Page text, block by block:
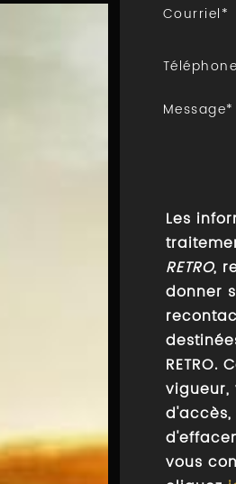
Les
RETRO,
donner
vigueur,
vous